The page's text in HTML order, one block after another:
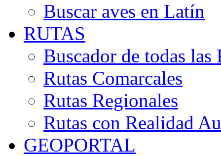
Buscar aves en Latín
RUTAS
Buscador de todas las
Rutas Comarcales
Rutas Regionales
Rutas con Realidad
GEOPORTAL